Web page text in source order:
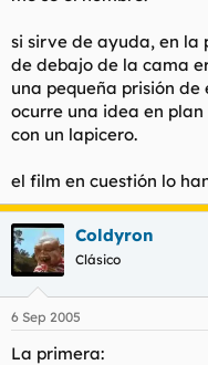
si sirve de ayuda, en la
de debajo de la cama
una pequeña prisión
ocurre una idea en
con un lapicero.
el film en cuestión lo
Coldyron
Clásico
6 Sep 2005
La primera: